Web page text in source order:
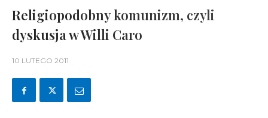
Religiopodobny komunizm, czyli
dyskusja w Willi Caro
10 LUTEGO 2011